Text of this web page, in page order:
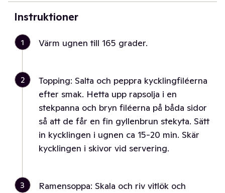
Instruktioner
1 Värm ugnen till 165 grader.
2
Topping: Salta och peppra kycklingfiléerna
efter smak. Hetta upp rapsolja i en
stekpanna och bryn filéerna på båda sidor
så att de får en fin gyllenbrun stekyta. Sätt
in kycklingen i ugnen ca 15-20 min. Skär
kycklingen i skivor vid servering.
3
Ramensoppa: Skala och riv vitlök och